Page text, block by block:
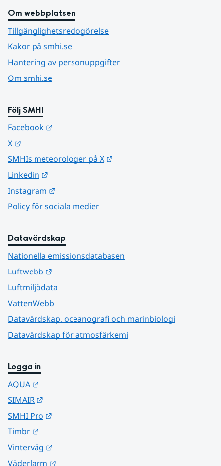
Om webbplatsen
Tillgänglighetsredogörelse
Kakor på smhi.se
Hantering av personuppgifter
Om smhi.se
Följ SMHI
Facebook
X
SMHIs meteorologer på X
Linkedin
Instagram
Policy för sociala medier
Datavärdskap
Nationella emissionsdatabasen
Luftwebb
Luftmiljödata
VattenWebb
Datavärdskap, oceanografi och marinbiologi
Datavärdskap för atmosfärkemi
Logga in
AQUA
SIMAIR
SMHI Pro
Timbr
Vinterväg
Väderlarm